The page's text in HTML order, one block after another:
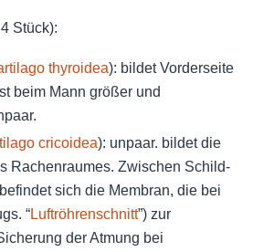
Stück):
thyroidea): bildet Vorderseite
beim Mann größer und
cricoidea): unpaar. bildet die
Rachenraumes. Zwischen Schild-
sich die Membran, die bei
“Luftröhrenschnitt”) zur
der Atmung bei